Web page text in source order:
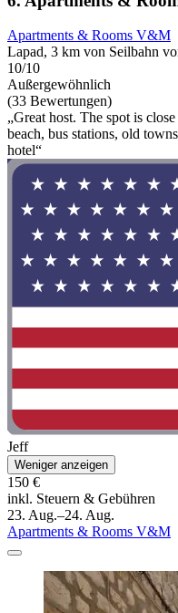
Apartments & Rooms V&M
Lapad, 3 km von Seilbahn
10/10
Außergewöhnlich
(33 Bewertungen)
„Great host. The spot is
beach, bus stations, old
hotel“
Jeff
Weniger anzeigen
150 €
inkl. Steuern & Gebühren
23. Aug.–24. Aug.
Apartments & Rooms V&M